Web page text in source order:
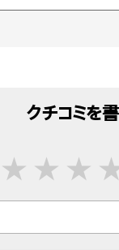
クチコミを